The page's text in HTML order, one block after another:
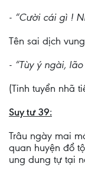
- “Cười cái gì !
Tên sai dịch
- “Tùy ý ngài,
(Tinh tuyển nhã
Suy tư 39:
Trâu ngày mai
quan huyện đổ
ung dung tự tại